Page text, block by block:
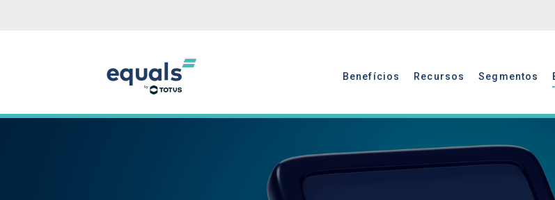
Benefícios Recursos Segmentos